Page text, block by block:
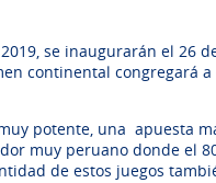
2019, se inaugurarán el
continental congregará
potente, una apuesta
muy peruano donde el
de estos juegos